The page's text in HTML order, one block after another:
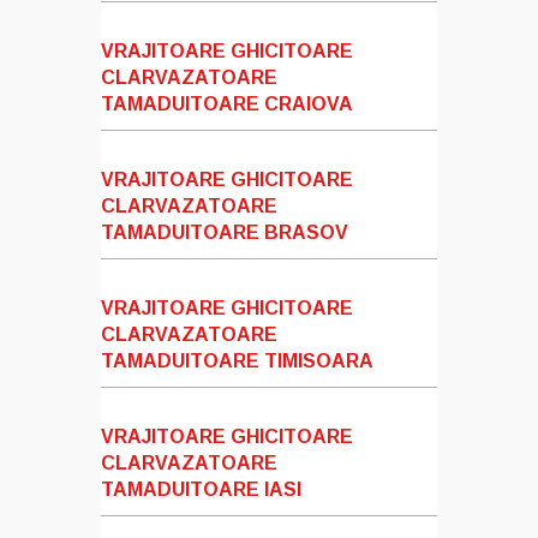
VRAJITOARE GHICITOARE
CLARVAZATOARE
TAMADUITOARE CRAIOVA
VRAJITOARE GHICITOARE
CLARVAZATOARE
TAMADUITOARE BRASOV
VRAJITOARE GHICITOARE
CLARVAZATOARE
TAMADUITOARE TIMISOARA
VRAJITOARE GHICITOARE
CLARVAZATOARE
TAMADUITOARE IASI